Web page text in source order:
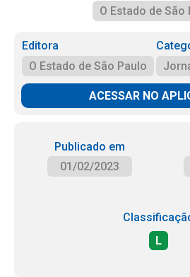
O Estado de São
Editora
O Estado de São Paulo
ACESSAR NO
Publicado em
01/02/2023
L